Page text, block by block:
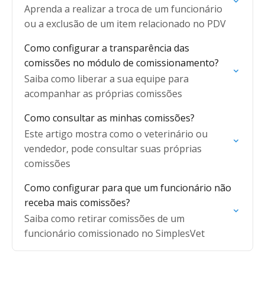
Aprenda a realizar a troca de um funcionário
ou a exclusão de um item relacionado no PDV
Como configurar a transparência das
comissões no módulo de comissionamento?
Saiba como liberar a sua equipe para
acompanhar as próprias comissões
Como consultar as minhas comissões?
Este artigo mostra como o veterinário ou
vendedor, pode consultar suas próprias
comissões
Como configurar para que um funcionário não
receba mais comissões?
Saiba como retirar comissões de um
funcionário comissionado no SimplesVet